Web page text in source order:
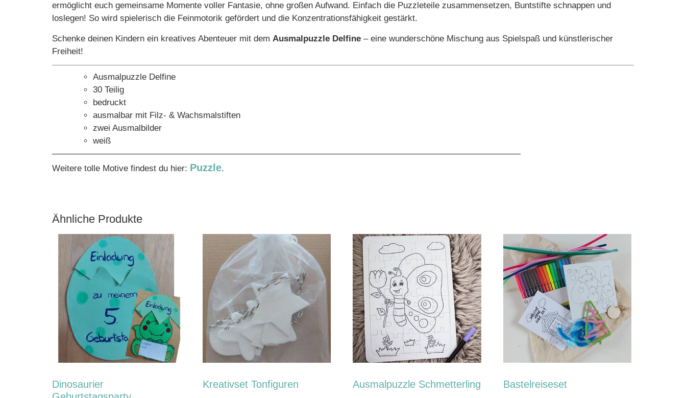
ermöglicht euch gemeinsame Momente voller Fantasie, ohne großen Aufwand. Einfach die Puzzleteile zusammensetzen, Buntstifte schnappen und
loslegen! So wird spielerisch die Feinmotorik gefördert und die Konzentrationsfähigkeit gestärkt.
Schenke deinen Kindern ein kreatives Abenteuer mit dem Ausmalpuzzle Delfine – eine wunderschöne Mischung aus Spielspaß und künstlerischer
Freiheit!
Ausmalpuzzle Delfine
30 Teilig
bedruckt
ausmalbar mit Filz- & Wachsmalstiften
zwei Ausmalbilder
weiß
——————————————————————————————————————————————————————
Weitere tolle Motive findest du hier: Puzzle.
Ähnliche Produkte
Dinosaurier
Kreativset Tonfiguren Ausmalpuzzle Schmetterling Bastelreiseset